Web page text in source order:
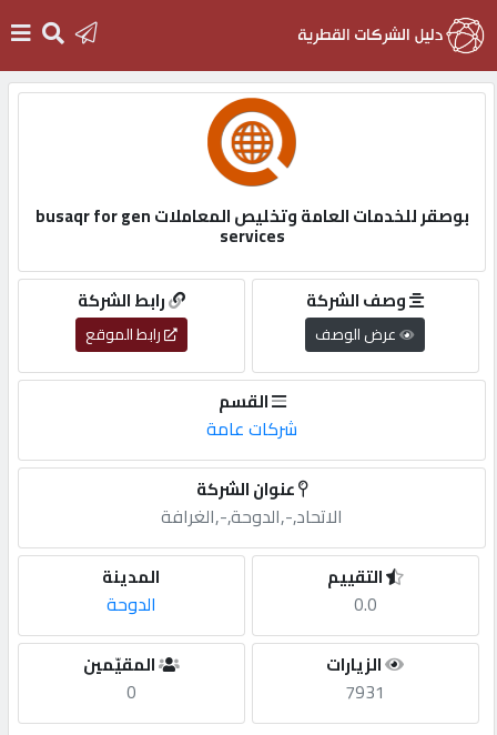
التسجيل
English
اعلانك
مطلوب
اشتراك
الاحصائيات
بوصقر للخدمات العامة وتخليص المعاملات busaqr for gen
services
رابط الشركة
رابط الموقع
وصف الشركة
عرض الوصف
القسم
شركات عامة
عنوان الشركة
الاتحاد,-,الدوحة,-,الغرافة
المدينة
الدوحة
التقييم
0.0
المقيّمين
0
الزيارات
7931